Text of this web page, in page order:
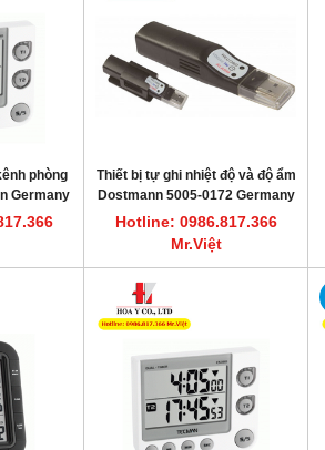
phòng
Germany
Thiết bị tự ghi nhiệt độ và độ ẩm
Dostmann 5005-0172 Germany
(datalogger)
Hotline: 0986.817.366
Mr.Việt